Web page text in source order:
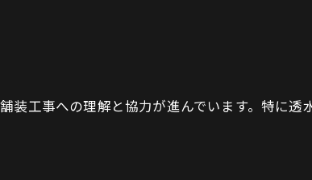
舗装工事と資源リサイクル推進の現状
装工事への理解と協力が進んでいます。特に透